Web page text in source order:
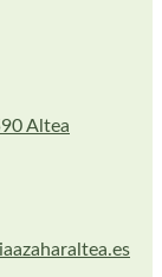
Altea